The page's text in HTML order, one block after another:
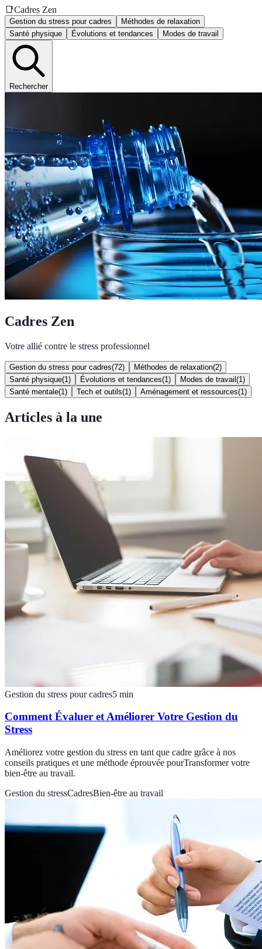
📑Cadres Zen
Gestion du stress pour cadres
Méthodes de relaxation
Santé physique
Évolutions et tendances Modes de travail
Rechercher
Cadres Zen
Votre allié contre le stress professionnel
Gestion du stress pour cadres(72) Méthodes de relaxation(2)
Santé physique(1 ) Évolutions et tendances(1 ) Modes de travail (1 )
Santé mentale(1 ) Tech et outils(1 ) Aménagement et ressources(1 )
Articles à la une
Gestion du stress pour cadres5 min
Comment Évaluer et Améliorer Votre Gestion du
Stress
Améliorez votre gestion du stress en tant que cadre grâce à nos
conseils pratiques et une méthode éprouvée pourTransformer votre
bien-être au travail.
Gestion du stressCadresBien-être au travail